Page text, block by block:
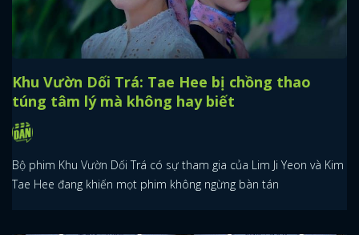
Khu Vườn Dối Trá: Tae Hee bị chồng thao
túng tâm lý mà không hay biết
Bộ phim Khu Vườn Dối Trá có sự tham gia của Lim Ji Yeon và Kim
Tae Hee đang khiến mọt phim không ngừng bàn tán